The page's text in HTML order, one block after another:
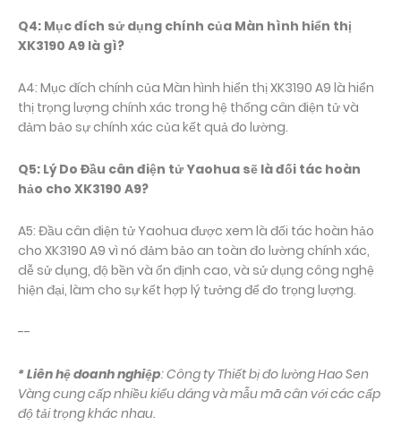
Q4: Mục đích sử dụng chính của Màn hình hiển thị
XK3190 A9 là gì?
A4: Mục đích chính của Màn hình hiển thị XK3190 A9 là hiển
thị trọng lượng chính xác trong hệ thống cân điện tử và
đảm bảo sự chính xác của kết quả đo lường.
Q5: Lý Do Đầu cân điện tử Yaohua sẽ là đối tác hoàn
hảo cho XK3190 A9?
A5: Đầu cân điện tử Yaohua được xem là đối tác hoàn hảo
cho XK3190 A9 vì nó đảm bảo an toàn đo lường chính xác,
dễ sử dụng, độ bền và ổn định cao, và sử dụng công nghệ
hiện đại, làm cho sự kết hợp lý tưởng để đo trọng lượng.
--
* Liên hệ doanh nghiệp: Công ty Thiết bị đo lường Hao Sen
Vàng cung cấp nhiều kiểu dáng và mẫu mã cân với các cấp
độ tải trọng khác nhau.